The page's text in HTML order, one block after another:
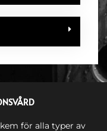
för alla typer av